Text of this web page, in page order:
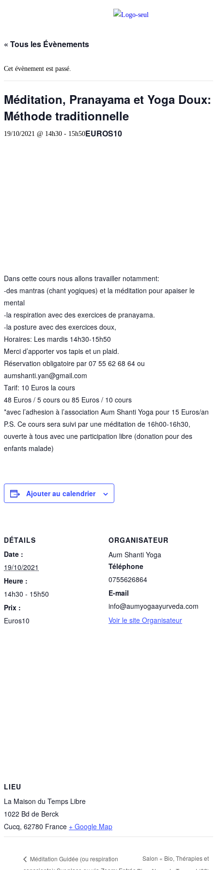
« Tous les Évènements
Cet évènement est passé.
Méditation, Pranayama et Yoga Doux:
Méthode traditionnelle
19/10/2021 @ 14h30 - 15h50EUROS10
Dans cette cours nous allons travailler notamment:
-des mantras (chant yogiques) et la méditation pour apaiser le
mental
-la respiration avec des exercices de pranayama.
-la posture avec des exercices doux,
Horaires: Les mardis 14h30-15h50
Merci d’apporter vos tapis et un plaid.
Réservation obligatoire par 07 55 62 68 64 ou
aumshanti.yan@gmail.com
Tarif: 10 Euros la cours
48 Euros / 5 cours ou 85 Euros / 10 cours
*avec l’adhesion à l’association Aum Shanti Yoga pour 15 Euros/an
P.S. Ce cours sera suivi par une méditation de 16h00-16h30,
ouverte à tous avec une participation libre (donation pour des
enfants malade)
Ajouter au calendrier
DÉTAILS
Date :
19/10/2021
Heure :
14h30 - 15h50
Prix :
Euros10
ORGANISATEUR
Aum Shanti Yoga
Téléphone
0755626864
E-mail
info@aumyogaayurveda.com
Voir le site Organisateur
LIEU
La Maison du Temps Libre
1022 Bd de Berck
Cucq, 62780 France + Google Map
Méditation Guidée (ou respiration
Salon « Bio, Thérapies et